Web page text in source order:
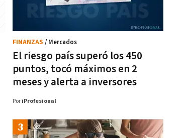
El riesgo país superó los 450
puntos, tocó máximos en 2
meses y alerta a inversores
FINANZAS / Mercados
Por iProfesional